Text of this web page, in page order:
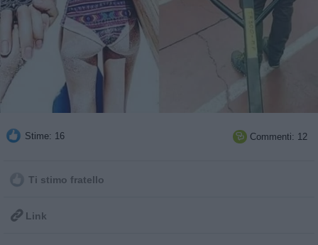
Stime: 16  Commenti: 12
Ti stimo fratello
 Link